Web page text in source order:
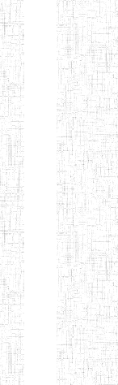
NKAM
ENIEG
DE
ENIEG
JANE
ENIEG